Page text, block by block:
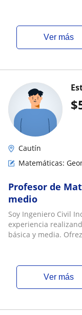
ver más
$
Cautín
Matemáticas:
Profesor de
medio
Soy Ingeniero Civil
experiencia
básica y media.
ver más